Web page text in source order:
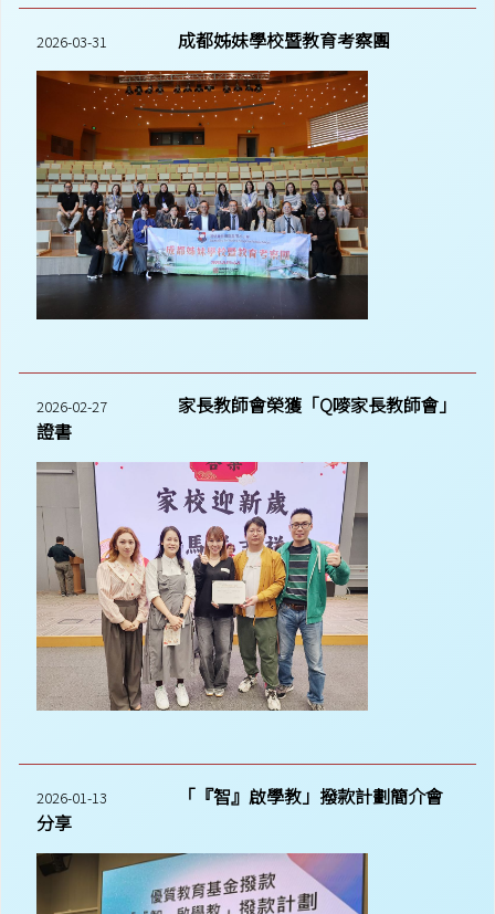
2026-03-31 成都姊妹學校暨教育考察團
2026-02-27
家長教師會榮獲「Q嘜家長教師會」
證書
2026-01-13
「『智』啟學教」撥款計劃簡介會
分享